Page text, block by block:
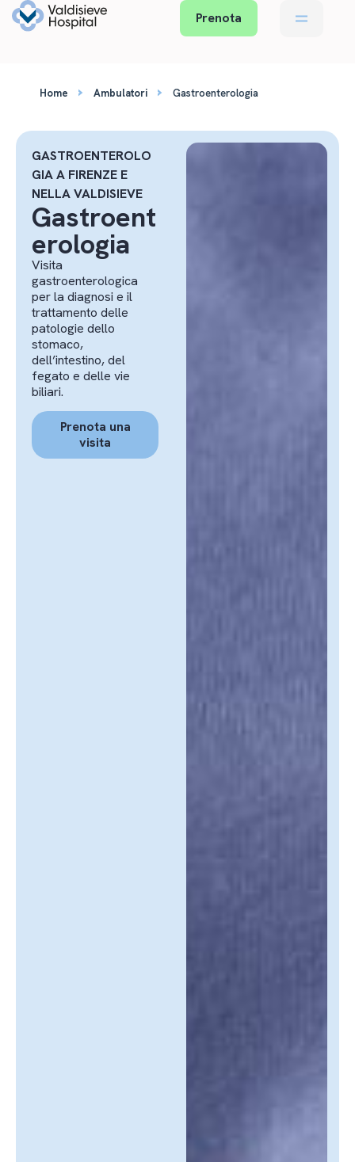
Prenota
Home › Ambulatori › Gastroenterologia
GASTROENTEROLO
GIA A FIRENZE E
NELLA VALDISIEVE
Gastroent
erologia
Visita
gastroenterologica
per la diagnosi e il
trattamento delle
patologie dello
stomaco,
dell’intestino, del
fegato e delle vie
biliari.
Prenota una
visita